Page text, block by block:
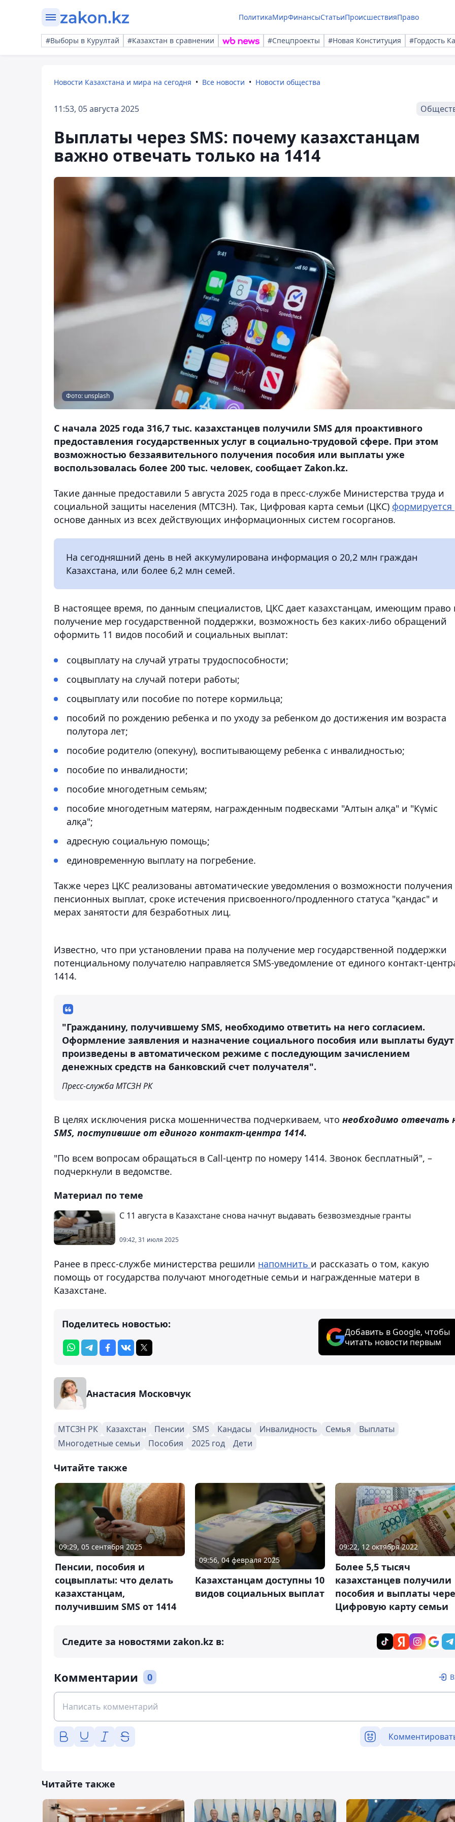
ПолитикаМирФинансыСтатьиПроисшествияПраво
#Выборы в Курултай #Казахстан в сравнении #Спецпроекты #Новая Конституция #Гордость
Новости Казахстана и мира на сегодня Все новости Новости общества
11:53, 05 августа 2025
Выплаты через SMS: почему казахстанцам
важно отвечать только на 1414
Фото: unsplash
С начала 2025 года 316,7 тыс. казахстанцев получили SMS для проактивного
предоставления государственных услуг в социально-трудовой сфере. При этом
возможностью беззаявительного получения пособия или выплаты уже
воспользовалась более 200 тыс. человек, сообщает Zakon.kz.
Такие данные предоставили 5 августа 2025 года в пресс-службе Министерства труда и
социальной защиты населения (МТСЗН). Так, Цифровая карта семьи (ЦКС) формируется
основе данных из всех действующих информационных систем госорганов.
На сегодняшний день в ней аккумулирована информация о 20,2 млн граждан
Казахстана, или более 6,2 млн семей.
В настоящее время, по данным специалистов, ЦКС дает казахстанцам, имеющим право
получение мер государственной поддержки, возможность без каких-либо обращений
оформить 11 видов пособий и социальных выплат:
соцвыплату на случай утраты трудоспособности;
соцвыплату на случай потери работы;
соцвыплату или пособие по потере кормильца;
пособий по рождению ребенка и по уходу за ребенком до достижения им возраста
полутора лет;
пособие родителю (опекуну), воспитывающему ребенка с инвалидностью;
пособие по инвалидности;
пособие многодетным семьям;
пособие многодетным матерям, награжденным подвесками "Алтын алқа" и "Күміс
алқа";
адресную социальную помощь;
единовременную выплату на погребение.
Также через ЦКС реализованы автоматические уведомления о возможности получения
пенсионных выплат, сроке истечения присвоенного/продленного статуса "қандас" и
мерах занятости для безработных лиц.
Известно, что при установлении права на получение мер государственной поддержки
потенциальному получателю направляется SMS-уведомление от единого контакт-
1414.
"Гражданину, получившему SMS, необходимо ответить на него согласием.
Оформление заявления и назначение социального пособия или выплаты будут
произведены в автоматическом режиме с последующим зачислением
денежных средств на банковский счет получателя".
Пресс-служба МТСЗН РК
В целях исключения риска мошенничества подчеркиваем, что необходимо отвечать
SMS, поступившие от единого контакт-центра 1414.
"По всем вопросам обращаться в Call-центр по номеру 1414. Звонок бесплатный", –
подчеркнули в ведомстве.
Материал по теме
С 11 августа в Казахстане снова начнут выдавать безвозмездные гранты
09:42, 31 июля 2025
Ранее в пресс-службе министерства решили напомнить и рассказать о том, какую
помощь от государства получают многодетные семьи и награжденные матери в
Казахстане.
Поделитесь новостью:
Добавить в Google, чтобы
читать новости первым
Анастасия Московчук
МТСЗН РК Казахстан Пенсии SMS Кандасы Инвалидность Семья
Выплаты
Многодетные семьи
Пособия 2025 год Дети
Читайте также
09:29, 05 сентября 2025
Пенсии, пособия и
соцвыплаты: что делать
казахстанцам,
получившим SMS от 1414
09:56, 04 февраля 2025
Казахстанцам доступны 10
видов социальных выплат
09:22, 12 октября 2022
Более 5,5 тысяч
казахстанцев получили
пособия и выплаты
Цифровую карту семьи
Следите за новостями zakon.kz в:
Комментарии 0
Читайте также